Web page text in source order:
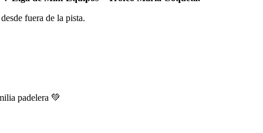
fuera de la pista.
padelera 💚